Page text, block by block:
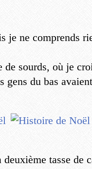
je ne comprends
sourds, où je
gens du bas
tasse de